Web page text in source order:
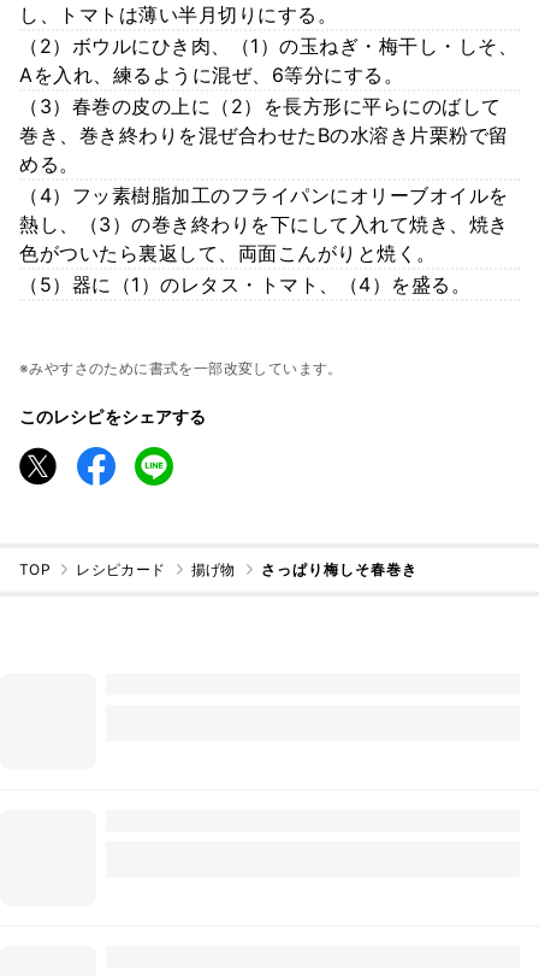
し、トマトは薄い半月切りにする。
（2）ボウルにひき肉、（1）の玉ねぎ・梅干し・しそ、
Aを入れ、練るように混ぜ、6等分にする。
（3）春巻の皮の上に（2）を長方形に平らにのばして
巻き、巻き終わりを混ぜ合わせたBの水溶き片栗粉で留
める。
（4）フッ素樹脂加工のフライパンにオリーブオイルを
熱し、（3）の巻き終わりを下にして入れて焼き、焼き
色がついたら裏返して、両面こんがりと焼く。
（5）器に（1）のレタス・トマト、（4）を盛る。
※みやすさのために書式を一部改変しています。
このレシピをシェアする
TOP レシピカード 揚げ物 さっぱり梅しそ春巻き